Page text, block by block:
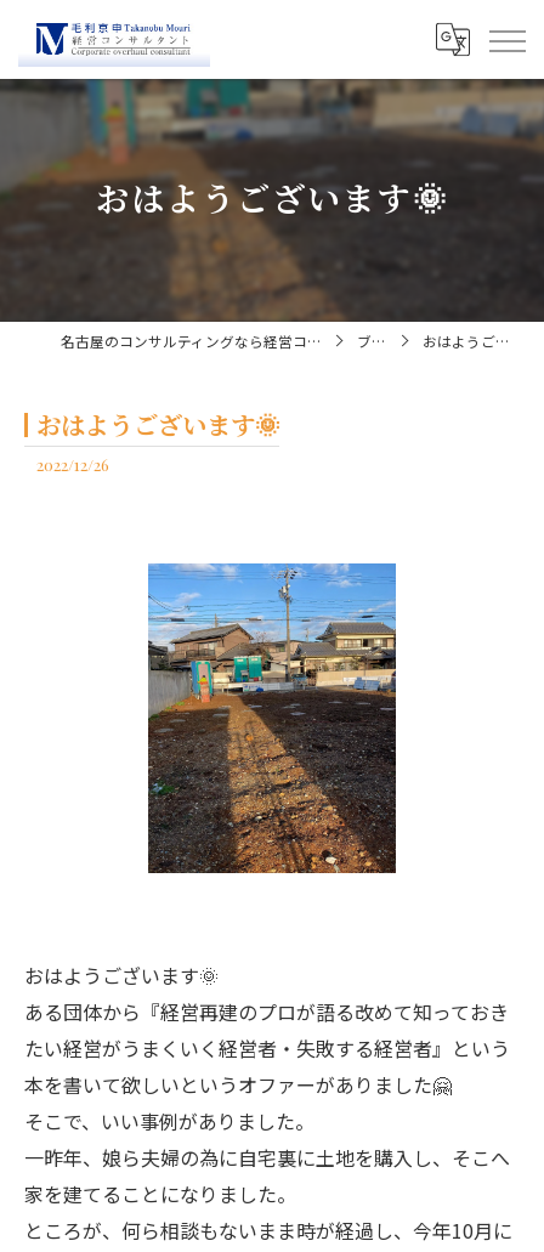
おはようございます🌞
名古屋のコンサルティングなら経営コンサルタント毛利京申 ブログ おはようございます🌞
おはようございます🌞
2022/12/26
おはようございます🌞
ある団体から『経営再建のプロが語る改めて知っておき
たい経営がうまくいく経営者・失敗する経営者』という
本を書いて欲しいというオファーがありました🤗
そこで、いい事例がありました。
一昨年、娘ら夫婦の為に自宅裏に土地を購入し、そこへ
家を建てることになりました。
ところが、何ら相談もないまま時が経過し、今年10月に